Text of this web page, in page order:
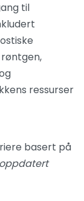
til
ressurser
basert på